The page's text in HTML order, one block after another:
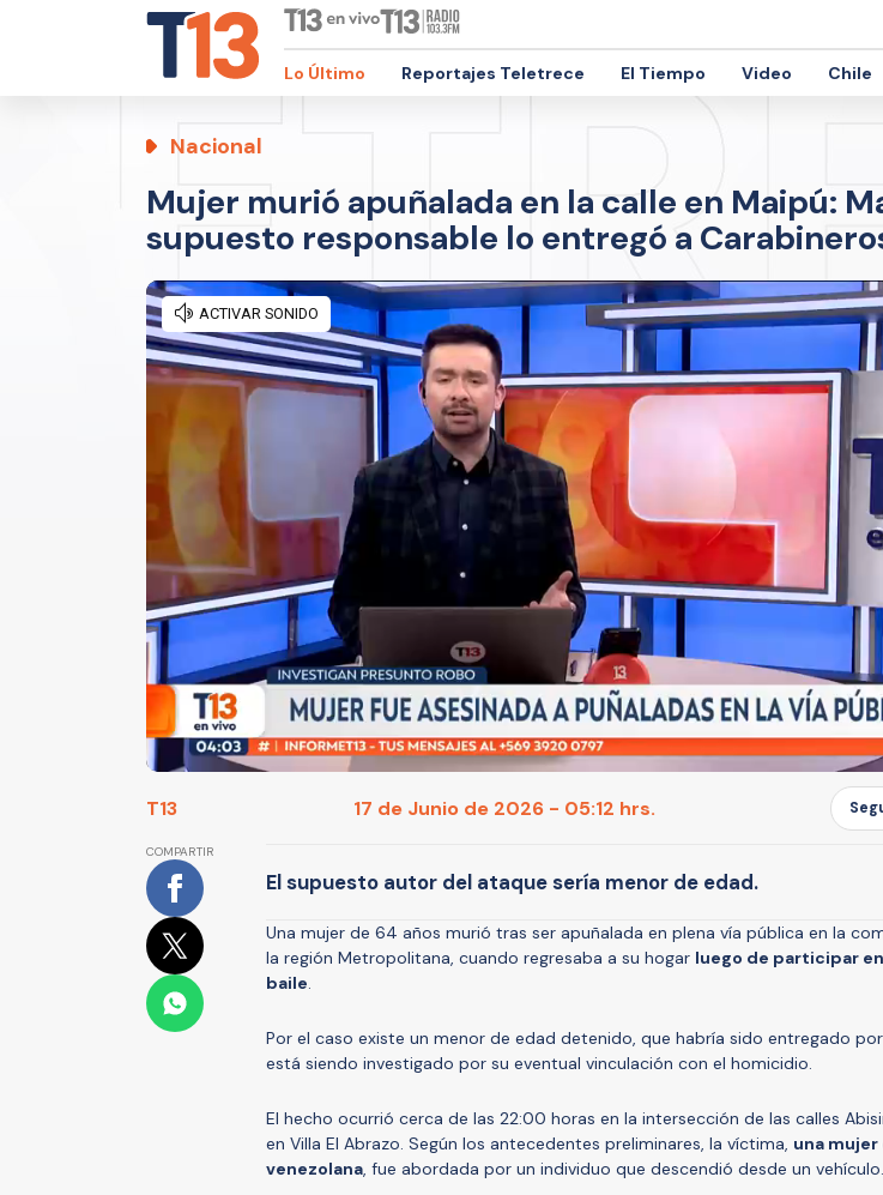
Lo Último Reportajes Teletrece El Tiempo Video Chile
Nacional
Mujer murió apuñalada en la calle en Maipú:
supuesto responsable lo entregó a
T13 17 de Junio de 2026 - 05:12 hrs.
COMPARTIR
El supuesto autor del ataque sería menor de edad.
Una mujer de 64 años murió tras ser apuñalada en plena vía pública en la
la región Metropolitana, cuando regresaba a su hogar luego de participar
baile.
Por el caso existe un menor de edad detenido, que habría sido entregado
está siendo investigado por su eventual vinculación con el homicidio.
El hecho ocurrió cerca de las 22:00 horas en la intersección de las calles
en Villa El Abrazo. Según los antecedentes preliminares, la víctima, una
venezolana, fue abordada por un individuo que descendió desde un vehículo.